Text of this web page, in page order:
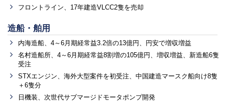
フロントライン、17年建造VLCC2隻を売却
造船・舶用
内海造船、4～6月期経常益3.2倍の13億円、円安で増収増益
名村造船所、4～6月期経常益8割増の105億円、増収増益、新造船6隻
受注
STXエンジン、海外大型案件を初受注、中国建造マースク船向け8隻
＋6隻分
日機装、次世代サブマージドモータポンプ開発